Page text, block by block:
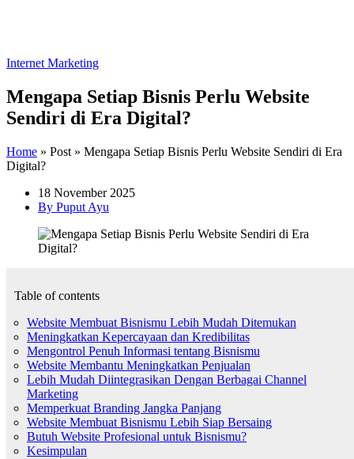
Internet Marketing
Mengapa Setiap Bisnis Perlu Website
Sendiri di Era Digital?
Home » Post » Mengapa Setiap Bisnis Perlu Website Sendiri di Era
Digital?
18 November 2025
By Puput Ayu
Table of contents
Website Membuat Bisnismu Lebih Mudah Ditemukan
Meningkatkan Kepercayaan dan Kredibilitas
Mengontrol Penuh Informasi tentang Bisnismu
Website Membantu Meningkatkan Penjualan
Lebih Mudah Diintegrasikan Dengan Berbagai Channel
Marketing
Memperkuat Branding Jangka Panjang
Website Membuat Bisnismu Lebih Siap Bersaing
Butuh Website Profesional untuk Bisnismu?
Kesimpulan